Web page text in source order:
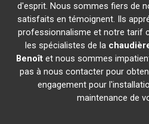
d'esprit. Nous sommes fiers de
satisfaits en témoignent. Ils
professionnalisme et notre tarif
les spécialistes de la
Benoîtet nous sommes
pas à nous contacter pour
engagement pour
maintenance de